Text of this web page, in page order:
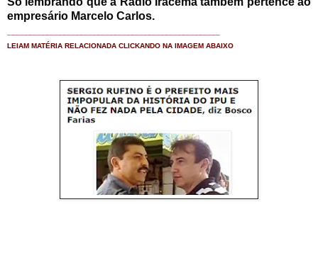
empresário Marcelo Carlos.
LEIAM MATÉRIA RELACIONADA CLICKANDO NA IMAGEM ABAIXO